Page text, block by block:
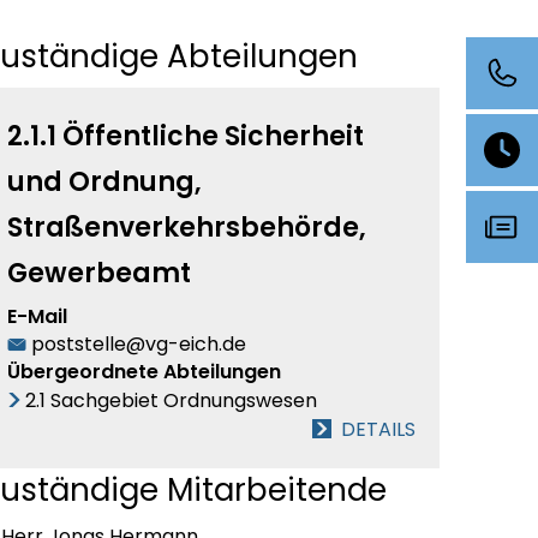
Abteilungen
2.1.1 Öffentliche Sicherheit
und Ordnung,
Straßenverkehrsbehörde,
Gewerbeamt
E-Mail
poststelle@vg-eich.de
Übergeordnete Abteilungen
2.1 Sachgebiet Ordnungswesen
DETAILS
Mitarbeitende